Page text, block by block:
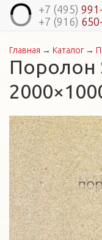
+7 (495)
+7 (916)
Вы здесь
Главная → Каталог→
Поролон